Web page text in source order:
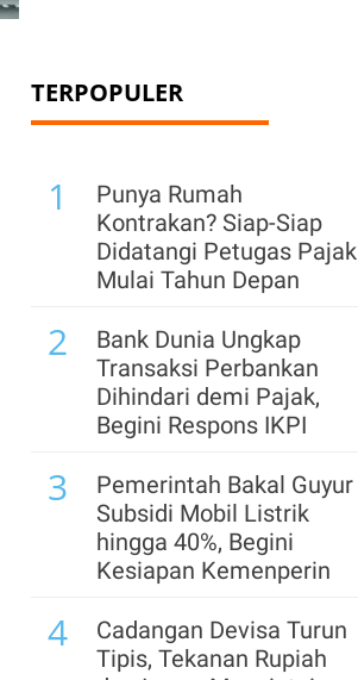
TERPOPULER
1
Punya Rumah
Kontrakan? Siap-Siap
Didatangi Petugas Pajak
Mulai Tahun Depan
2
Bank Dunia Ungkap
Transaksi Perbankan
Dihindari demi Pajak,
Begini Respons IKPI
3
Pemerintah Bakal Guyur
Subsidi Mobil Listrik
hingga 40%, Begini
Kesiapan Kemenperin
4
Cadangan Devisa Turun
Tipis, Tekanan Rupiah